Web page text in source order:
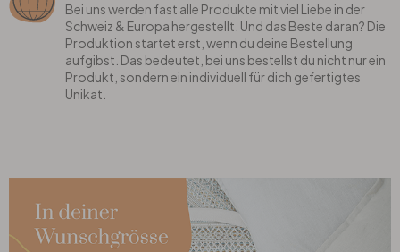
Bei uns werden fast alle Produkte mit viel Liebe in der
Schweiz & Europa hergestellt. Und das Beste daran? Die
Produktion startet erst, wenn du deine Bestellung
aufgibst. Das bedeutet, bei uns bestellst du nicht nur ein
Produkt, sondern ein individuell für dich gefertigtes
Unikat.